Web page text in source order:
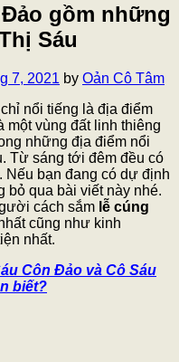
gồm những
Sáu
7, 2021 by Oản Cô Tâm
nổi tiếng là địa điểm
vùng đất linh thiêng
những địa điểm nổi
Từ sáng tới đêm đều có
Nếu bạn đang có dự định
bỏ qua bài viết này nhé.
cách sắm lễ cúng
cũng như kinh
nhất.
Côn Đảo và Cô Sáu
biết?